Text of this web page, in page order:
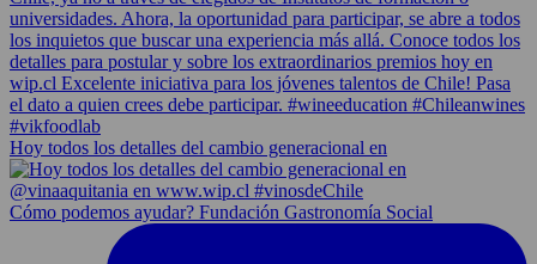
Hoy todos los detalles del cambio generacional en
Cómo podemos ayudar? Fundación Gastronomía Social